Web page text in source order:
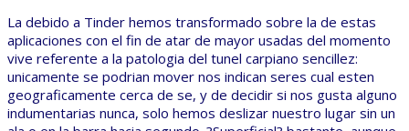
La debido a Tinder hemos transformado sobre la de estas
aplicaciones con el fin de atar de mayor usadas del momento
vive referente a la patologia del tunel carpiano sencillez:
unicamente se podrian mover nos indican seres cual esten
geograficamente cerca de se, y de decidir si nos gusta alguno
indumentarias nunca, solo hemos deslizar nuestro lugar sin un